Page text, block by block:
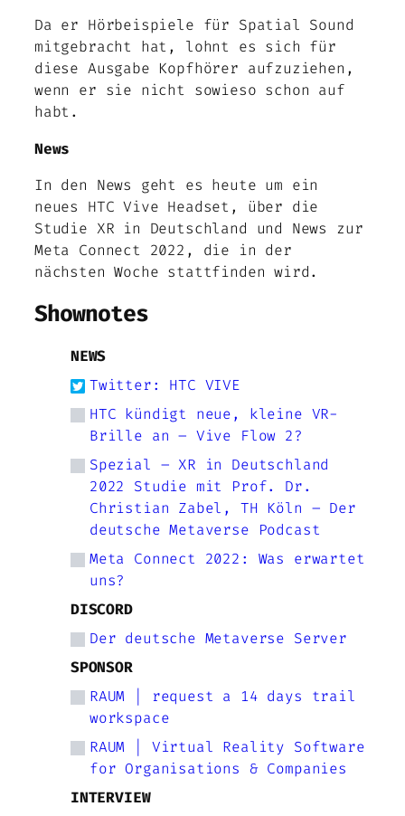
Da er Hörbeispiele für Spatial Sound
mitgebracht hat, lohnt es sich für
diese Ausgabe Kopfhörer aufzuziehen,
wenn er sie nicht sowieso schon auf
habt.
News
In den News geht es heute um ein
neues HTC Vive Headset, über die
Studie XR in Deutschland und News zur
Meta Connect 2022, die in der
nächsten Woche stattfinden wird.
Shownotes
NEWS
Twitter: HTC VIVE
HTC kündigt neue, kleine VR-
Brille an – Vive Flow 2?
Spezial – XR in Deutschland
2022 Studie mit Prof. Dr.
Christian Zabel, TH Köln – Der
deutsche Metaverse Podcast
Meta Connect 2022: Was erwartet
uns?
DISCORD
Der deutsche Metaverse Server
SPONSOR
RAUM | request a 14 days trail
workspace
RAUM | Virtual Reality Software
for Organisations & Companies
INTERVIEW